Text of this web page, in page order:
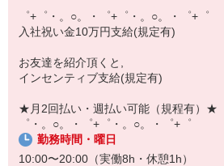
法人営業・アパレル販売・個別指導塾
▼人気案件も多数♪
短期・期間限定・オープニング・官公
上場/優良/大手企業など
【スマホ面接実施中】
￣￣￣￣￣￣￣￣￣
自宅に居ながらスマホでカンタン面接OK
オンライン面談なのでスピード対応。
゜+゜・。○。・゜+゜・。○。・゜+゜
入社祝い金10万円支給(規定有)
お友達を紹介頂くと,
インセンティブ支給(規定有)
★月2回払い・週払い可能（規程有）★
゜・。○。・゜+゜・。○。・゜+゜
勤務時間・曜日
10:00〜20:00（実働8h・休憩1h）